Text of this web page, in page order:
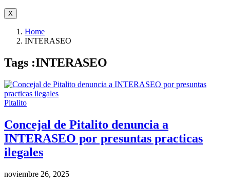
X
Home
INTERASEO
Tags :INTERASEO
Pitalito
Concejal de Pitalito denuncia a
INTERASEO por presuntas practicas
ilegales
noviembre 26, 2025